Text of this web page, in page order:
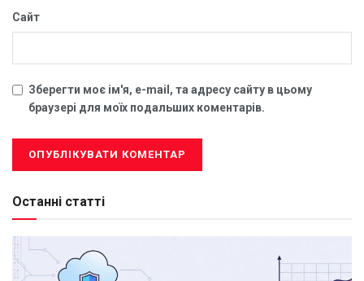
Сайт
Зберегти моє ім'я, e-mail, та адресу сайту в цьому
браузері для моїх подальших коментарів.
Останні статті